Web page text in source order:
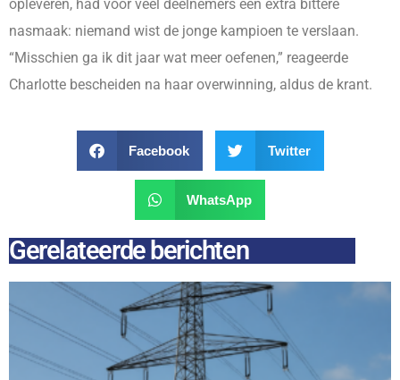
opleveren, had voor veel deelnemers een extra bittere
nasmaak: niemand wist de jonge kampioen te verslaan.
“Misschien ga ik dit jaar wat meer oefenen,” reageerde
Charlotte bescheiden na haar overwinning, aldus de krant.
Facebook Twitter
WhatsApp
Gerelateerde berichten